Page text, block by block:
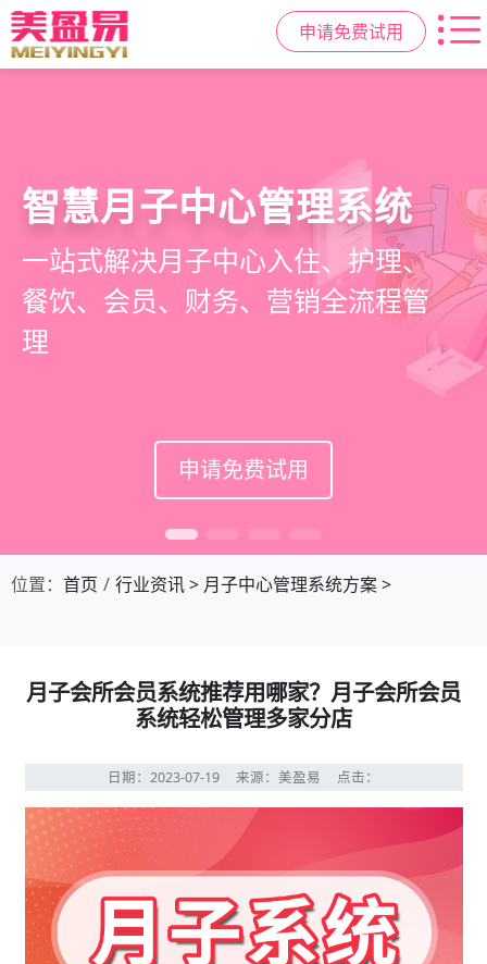
申请免费试用
房态与预约管理
在线选房、预约入住、智能排房、资
源调度，提升入住率与客户满意度
申请免费试用
会员营销与智能锁客
会员积分、套餐定制、精准营销、客
户关怀，提升复购与转介绍
申请免费试用
智慧月子中心管理系统
一站式解决月子中心入住、护理、
餐饮、会员、财务、营销全流程管
理
申请免费试用
母婴健康与护理管理
宝宝每日体征记录、妈妈产后康复跟
踪、护理计划执行，科学照护更安心
申请免费试用
位置： 首页 行业资讯> 月子中心管理系统方案>
月子会所会员系统推荐用哪家？月子会所会员
系统轻松管理多家分店
日期：2023-07-19 来源：美盈易 点击：